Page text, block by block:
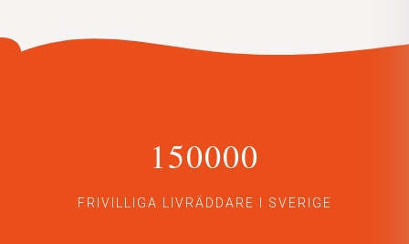
150000
FRIVILLIGA LIVRÄDDARE I SVERIGE